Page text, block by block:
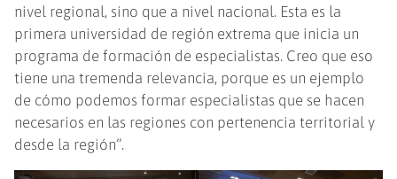
nivel regional, sino que a nivel nacional. Esta es la
primera universidad de región extrema que inicia un
programa de formación de especialistas. Creo que eso
tiene una tremenda relevancia, porque es un ejemplo
de cómo podemos formar especialistas que se hacen
necesarios en las regiones con pertenencia territorial y
desde la región”.